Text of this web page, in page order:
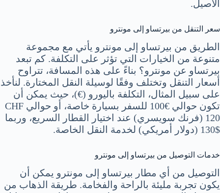
الأصيل.
سعر التنقل من بيرتساو إلى مونترو
الطريق من بيرتساو إلى مونترو يأتي مع مجموعة
متنوعة من الخيارات التي تؤثر على التكلفة. كم تبعد
بيرتساو عن مونترو؟ بناءً على هذه المسافة، تتراوح
أسعار التنقل وتختلف وفقًا لوسيلة النقل المختارة. لنأخذ
على سبيل المثال، التكلفة باليورو (€)، حيث يمكن أن
تكون حوالي €100 للسفر بسيارة خاصة، أو حوالي CHF
120 (فرنك سويسري) عند اختيار القطار السريع، وربما
$130 (دولار أمريكي) لخدمة النقل الخاصة.
خدمات التوصيل من بيرتساو إلى مونترو
التوصيل من أي مطار بيرتساو إلى مونترو يمكن أن
يكون تجربة مليئة بالراحة والفخامة. طريقة الذهاب من